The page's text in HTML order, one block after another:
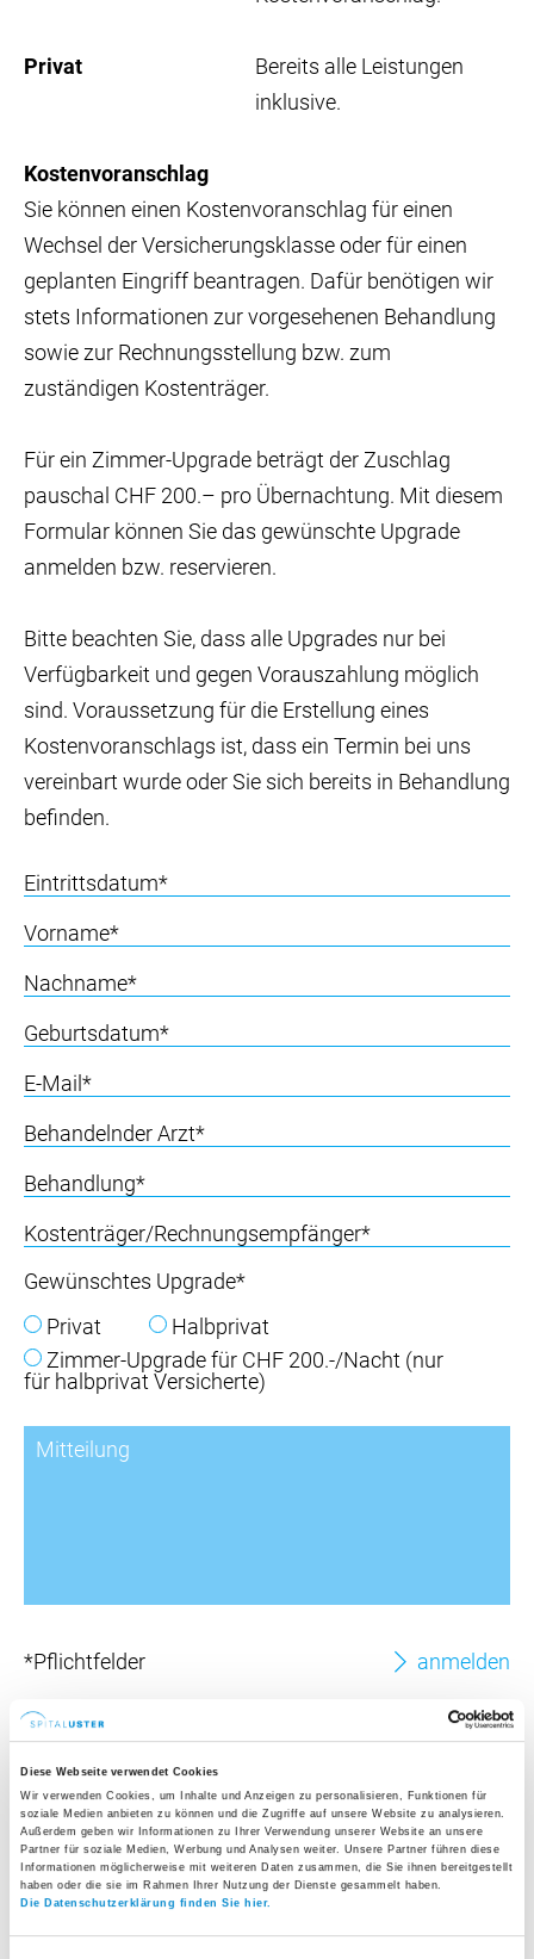
Diese Webseite verwendet Cookies
Wir verwenden Cookies, um Inhalte und Anzeigen zu personalisieren, Funktionen für
soziale Medien anbieten zu können und die Zugriffe auf unsere Website zu analysieren.
Außerdem geben wir Informationen zu Ihrer Verwendung unserer Website an unsere
Partner für soziale Medien, Werbung und Analysen weiter. Unsere Partner führen diese
Informationen möglicherweise mit weiteren Daten zusammen, die Sie ihnen bereitgestellt
haben oder die sie im Rahmen Ihrer Nutzung der Dienste gesammelt haben.
Die Datenschutzerklärung finden Sie hier.
Privat
Bereits alle Leistungen
inklusive.
Kostenvoranschlag
Sie können einen Kostenvoranschlag für einen
Wechsel der Versicherungsklasse oder für einen
geplanten Eingriff beantragen. Dafür benötigen wir
stets Informationen zur vorgesehenen Behandlung
sowie zur Rechnungsstellung bzw. zum
zuständigen Kostenträger.
Für ein Zimmer-Upgrade beträgt der Zuschlag
pauschal CHF 200.– pro Übernachtung. Mit diesem
Formular können Sie das gewünschte Upgrade
anmelden bzw. reservieren.
Bitte beachten Sie, dass alle Upgrades nur bei
Verfügbarkeit und gegen Vorauszahlung möglich
sind. Voraussetzung für die Erstellung eines
Kostenvoranschlags ist, dass ein Termin bei uns
vereinbart wurde oder Sie sich bereits in Behandlung
befinden.
Gewünschtes Upgrade*
Privat
Halbprivat
Zimmer-Upgrade für CHF 200.-/Nacht (nur
für halbprivat Versicherte)
*Pflichtfelder
Haben Sie Fragen?